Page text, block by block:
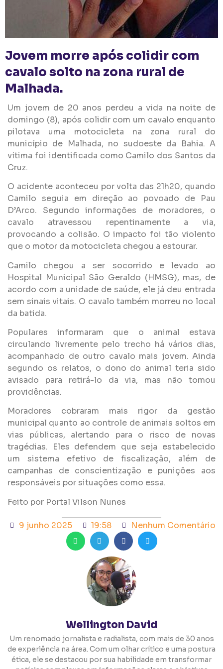
Jovem morre após colidir com
cavalo solto na zona rural de
Malhada.
Um jovem de 20 anos perdeu a vida na noite de
domingo (8), após colidir com um cavalo enquanto
pilotava uma motocicleta na zona rural do
município de Malhada, no sudoeste da Bahia. A
vítima foi identificada como Camilo dos Santos da
Cruz.
O acidente aconteceu por volta das 21h20, quando
Camilo seguia em direção ao povoado de Pau
D’Arco. Segundo informações de moradores, o
cavalo atravessou repentinamente a via,
provocando a colisão. O impacto foi tão violento
que o motor da motocicleta chegou a estourar.
Camilo chegou a ser socorrido e levado ao
Hospital Municipal São Geraldo (HMSG), mas, de
acordo com a unidade de saúde, ele já deu entrada
sem sinais vitais. O cavalo também morreu no local
da batida.
Populares informaram que o animal estava
circulando livremente pelo trecho há vários dias,
acompanhado de outro cavalo mais jovem. Ainda
segundo os relatos, o dono do animal teria sido
avisado para retirá-lo da via, mas não tomou
providências.
Moradores cobraram mais rigor da gestão
municipal quanto ao controle de animais soltos em
vias públicas, alertando para o risco de novas
tragédias. Eles defendem que seja estabelecido
um sistema efetivo de fiscalização, além de
campanhas de conscientização e punições aos
responsáveis por situações como essa.
Feito por Portal Vilson Nunes
9 junho 2025 19:58 Nenhum Comentário
Wellington David
Um renomado jornalista e radialista, com mais de 30 anos
de experiência na área. Com um olhar crítico e uma postura
ética, ele se destacou por sua habilidade em transformar